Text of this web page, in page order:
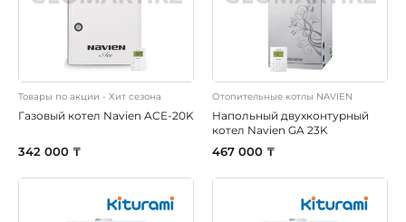
Товары по акции - Хит сезона
Газовый котел Navien ACE-20K
342 000 ₸
Отопительные котлы NAVIEN
Напольный двухконтурный
котел Navien GA 23K
467 000 ₸